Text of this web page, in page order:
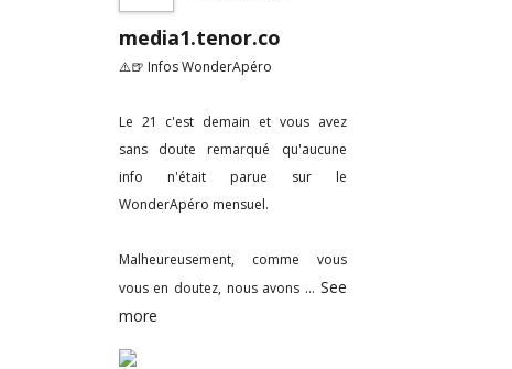
media1.tenor.co
⚠️🍺 Infos WonderApéro
Le 21 c'est demain et vous avez
sans doute remarqué qu'aucune
info n'était parue sur le
WonderApéro mensuel.
Malheureusement, comme vous
vous en doutez, nous avons ... See
more